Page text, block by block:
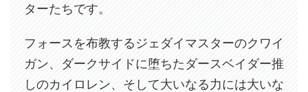
ターたちです。
フォースを布教するジェダイマスターのクワイ
ガン、ダークサイドに堕ちたダースベイダー推
しのカイロレン、そして大いなる力には大いな